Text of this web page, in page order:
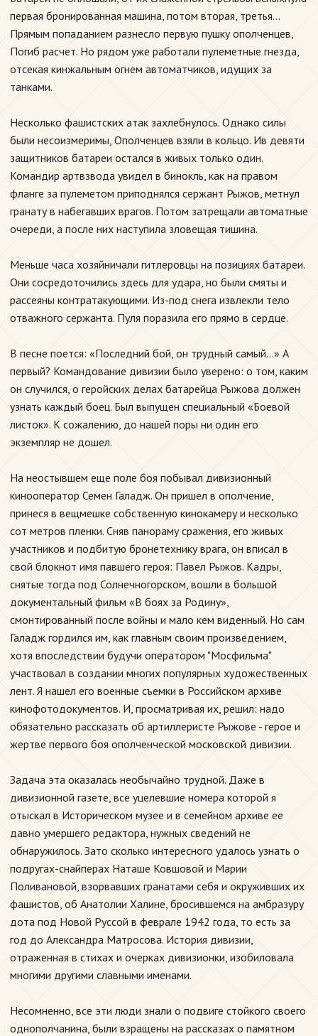
первая бронированная машина, потом вторая, третья...
Прямым попаданием разнесло первую пушку ополченцев,
Погиб расчет. Но рядом уже работали пулеметные гнезда,
отсекая кинжальным огнем автоматчиков, идущих за
танками.
Несколько фашистских атак захлебнулось. Однако силы
были несоизмеримы, Ополченцев взяли в кольцо. Ив девяти
защитников батареи остался в живых только один.
Командир артвзвода увидел в бинокль, как на правом
фланге за пулеметом приподнялся сержант Рыжов, метнул
гранату в набегавших врагов. Потом затрещали автоматные
очереди, а после них наступила зловещая тишина.
Меньше часа хозяйничали гитлеровцы на позициях батареи.
Они сосредоточились здесь для удара, но были смяты и
рассеяны контратакующими. Из-под снега извлекли тело
отважного сержанта. Пуля поразила его прямо в сердце.
В песне поется: «Последний бой, он трудный самый...» А
первый? Командование дивизии было уверено: о том, каким
он случился, о геройских делах батарейца Рыжова должен
узнать каждый боец. Был выпущен специальный «Боевой
листок». К сожалению, до нашей поры ни один его
экземпляр не дошел.
На неостывшем еще поле боя побывал дивизионный
кинооператор Семен Галадж. Он пришел в ополчение,
принеся в вещмешке собственную кинокамеру и несколько
сот метров пленки. Сняв панораму сражения, его живых
участников и подбитую бронетехнику врага, он вписал в
свой блокнот имя павшего героя: Павел Рыжов. Кадры,
снятые тогда под Солнечногорском, вошли в большой
документальный фильм «В боях за Родину»,
смонтированный после войны и мало кем виденный. Но сам
Галадж гордился им, как главным своим произведением,
хотя впоследствии будучи оператором "Мосфильма"
участвовал в создании многих популярных художественных
лент. Я нашел его военные съемки в Российском архиве
кинофотодокументов. И, просматривая их, решил: надо
обязательно рассказать об артиллеристе Рыжове - герое и
жертве первого боя ополченческой московской дивизии.
Задача эта оказалась необычайно трудной. Даже в
дивизионной газете, все уцелевшие номера которой я
отыскал в Историческом музее и в семейном архиве ее
давно умершего редактора, нужных сведений не
обнаружилось. Зато сколько интересного удалось узнать о
подругах-снайперах Наташе Ковшовой и Марии
Поливановой, взорвавших гранатами себя и окруживших их
фашистов, об Анатолии Халине, бросившемся на амбразуру
дота под Новой Руссой в феврале 1942 года, то есть за
год до Александра Матросова. История дивизии,
отраженная в стихах и очерках дивизионки, изобиловала
многими другими славными именами.
Несомненно, все эти люди знали о подвиге стойкого своего
однополчанина, были взращены на рассказах о памятном